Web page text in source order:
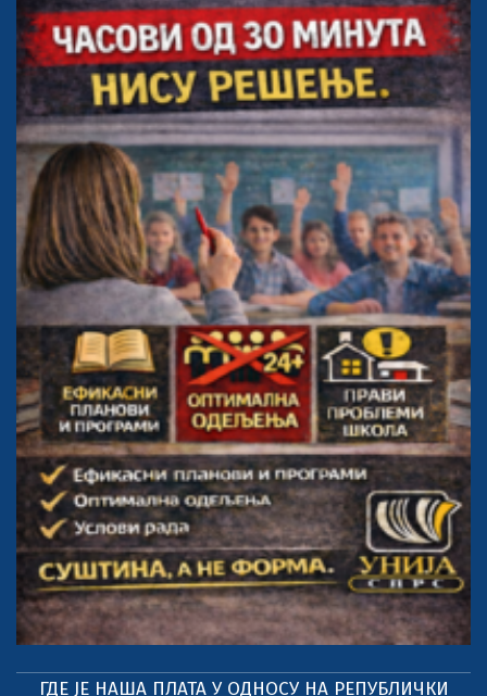
ГДЕ ЈЕ НАША ПЛАТА У ОДНОСУ НА РЕПУБЛИЧКИ